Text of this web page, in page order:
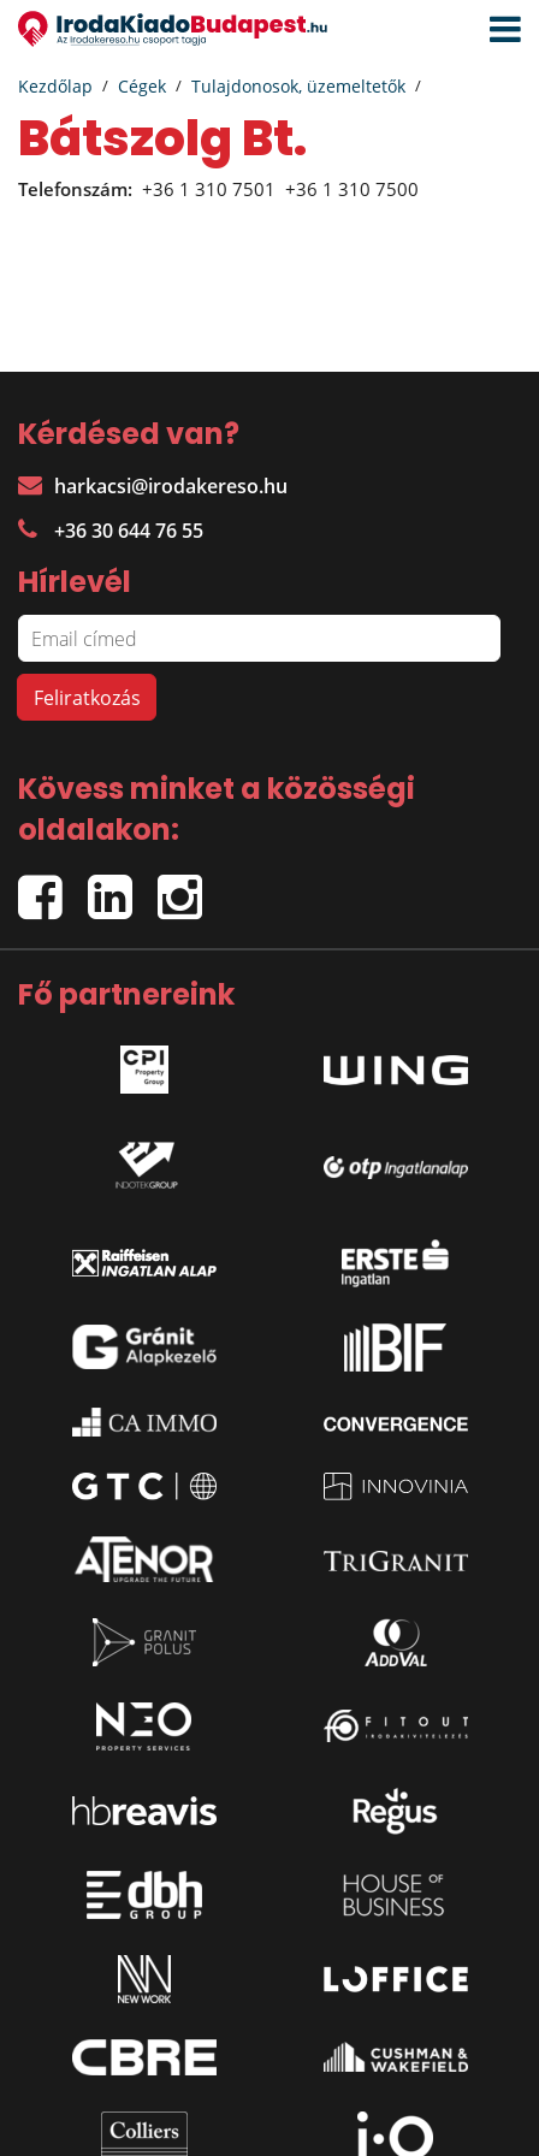
Kezdőlap Cégek Tulajdonosok, üzemeltetők
Bátszolg Bt.
Telefonszám: +36 1 310 7501 +36 1 310 7500
Kérdésed van?
harkacsi@irodakereso.hu
+36 30 644 76 55
Hírlevél
Kövess minket a közösségi
oldalakon:
Fő partnereink